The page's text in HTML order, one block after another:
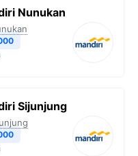
Nunukan
Sijunjung